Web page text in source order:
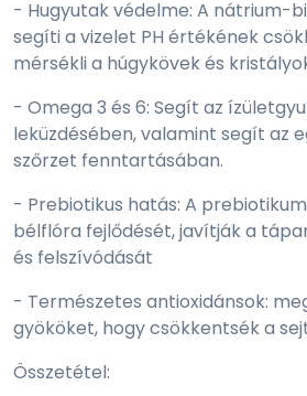
- Hugyutak védelme: A nátrium-
segíti a vizelet PH értékének
mérsékli a húgykövek és
- Omega 3 és 6: Segít az
leküzdésében, valamint segít az
szőrzet fenntartásában.
- Prebiotikus hatás: A
bélflóra fejlődését, javítják a
és felszívódását
- Természetes antioxidánsok:
gyököket, hogy csökkentsék a
Összetétel: